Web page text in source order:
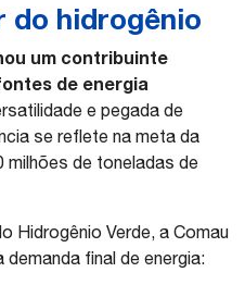
do hidrogênio
um contribuinte
de energia
e pegada de
se reflete na meta da
milhões de toneladas de
Hidrogênio Verde, a Comau
final de energia: